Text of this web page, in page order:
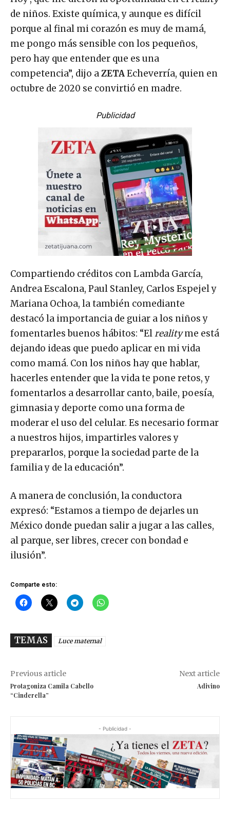
de niños. Existe química, y aunque es difícil
porque al final mi corazón es muy de mamá,
me pongo más sensible con los pequeños,
pero hay que entender que es una
competencia”, dijo aZETAEcheverría, quien en
octubre de 2020 se convirtió en madre.
Publicidad
Compartiendo créditos con Lambda García,
Andrea Escalona, Paul Stanley, Carlos Espejel y
Mariana Ochoa, la también comediante
destacó la importancia de guiar a los niños y
fomentarles buenos hábitos: “Elrealityme está
dejando ideas que puedo aplicar en mi vida
como mamá. Con los niños hay que hablar,
hacerles entender que la vida te pone retos, y
fomentarlos a desarrollar canto, baile, poesía,
gimnasia y deporte como una forma de
moderar el uso del celular. Es necesario formar
a nuestros hijos, impartirles valores y
prepararlos, porque la sociedad parte de la
familia y de la educación”.
A manera de conclusión, la conductora
expresó: “Estamos a tiempo de dejarles un
México donde puedan salir a jugar a las calles,
al parque, ser libres, crecer con bondad e
ilusión”.
Comparte esto:
TEMAS Luce maternal
Previous article
Protagoniza Camila Cabello
“Cinderella”
Next article
Adivino
- Publicidad -